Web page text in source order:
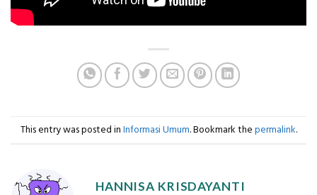
This entry was posted in Informasi Umum. Bookmark the permalink.
HANNISA KRISDAYANTI